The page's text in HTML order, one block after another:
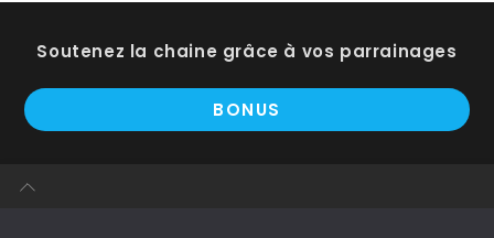
Soutenez la chaine grâce à vos parrainages
BONUS